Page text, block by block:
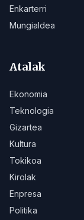
Enkarterri
Mungialdea
Atalak
Ekonomia
Teknologia
Gizartea
Kultura
Tokikoa
Kirolak
Enpresa
Politika